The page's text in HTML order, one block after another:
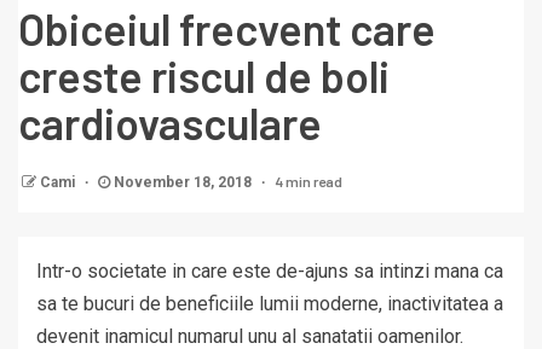
Obiceiul frecvent care
creste riscul de boli
cardiovasculare
Cami November 18, 2018 4 min read
Intr-o societate in care este de-ajuns sa intinzi mana ca
sa te bucuri de beneficiile lumii moderne, inactivitatea a
devenit inamicul numarul unu al sanatatii oamenilor.